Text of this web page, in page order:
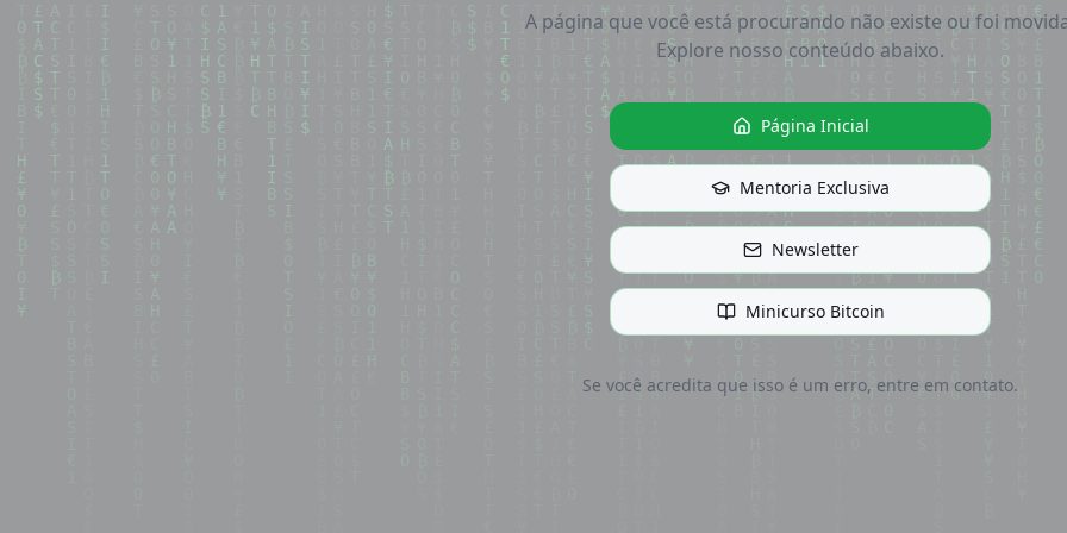
A página que você está procurando não existe ou foi
Explore nosso conteúdo abaixo.
Página Inicial
Mentoria Exclusiva
Newsletter
Minicurso Bitcoin
Se você acredita que isso é um erro, entre em contato.